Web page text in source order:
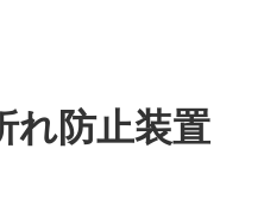
れ防止装置